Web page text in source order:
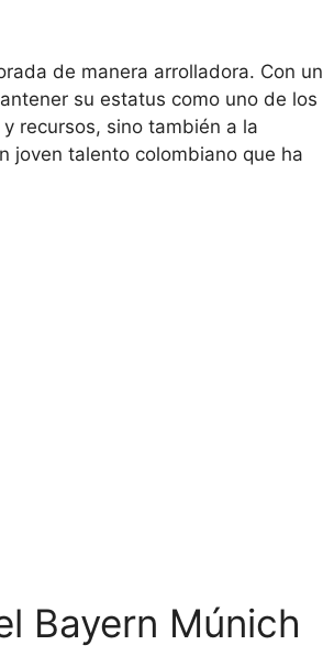
de manera arrolladora. Con un
su estatus como uno de los
recursos, sino también a la
joven talento colombiano que ha
Bayern Múnich